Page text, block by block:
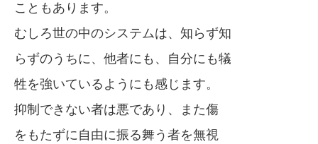
こともあります。
むしろ世の中のシステムは、知らず知
らずのうちに、他者にも、自分にも犠
牲を強いているようにも感じます。
抑制できない者は悪であり、また傷
をもたずに自由に振る舞う者を無視